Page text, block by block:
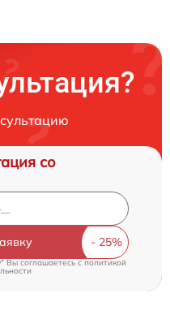
со
Вы соглашаетесь cполитикой